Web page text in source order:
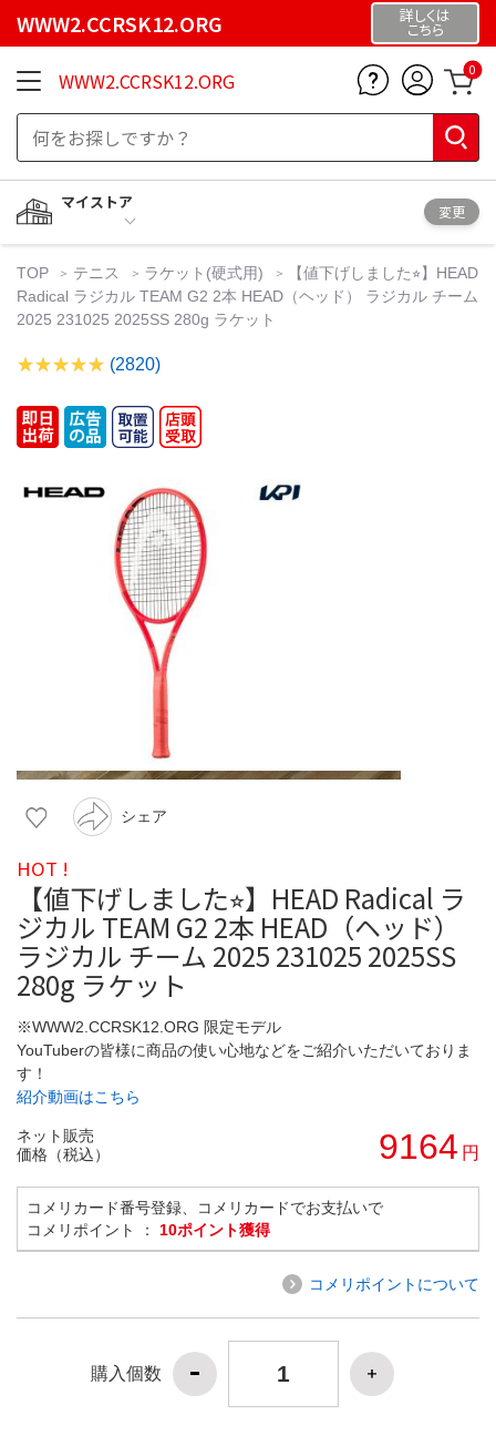
WWW2.CCRSK12.ORG 詳しくは
こちら
WWW2.CCRSK12.ORG 0
マイストア
変更
TOP テニス ラケット(硬式用)
【値下げしました⭐︎】HEAD
Radical ラジカル TEAM G2 2本 HEAD（ヘッド） ラジカル チーム
2025 231025 2025SS 280g ラケット
(2820)
シェア
HOT !
【値下げしました⭐︎】HEAD Radical ラ
ジカル TEAM G2 2本 HEAD（ヘッド）
ラジカル チーム 2025 231025 2025SS
280g ラケット
※WWW2.CCRSK12.ORG 限定モデル
YouTuberの皆様に商品の使い心地などをご紹介いただいておりま
す！
紹介動画はこちら
ネット販売
価格（税込）
9164 円
コメリカード番号登録、コメリカードでお支払いで
コメリポイント ： 10ポイント獲得
コメリポイントについて
購入個数